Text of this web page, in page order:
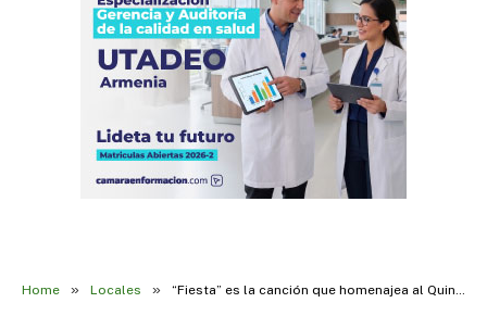
Home » Locales » “Fiesta” es la canción que homenajea al Quindío en su Cincuentenario